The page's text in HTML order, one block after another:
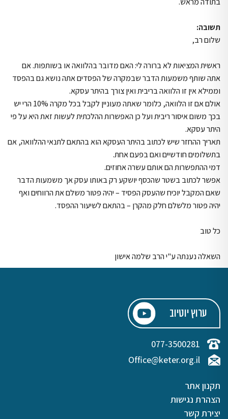
תשובה:
שלום רב,
ראשית המציאות לא ברורה לי: האם מדובר בהלוואה או בשותפות. אם
אתה שותף משמעות הדבר שבמקרה של הפסדים אתה נושא גם בהפסד
וממילא אין זו הלוואה בריבית ואין צורך בהיתר עסקא.
אולם אם זו הלוואה, כלומר שאתה מעוניין לקבל בכל מקרה 10% הרי יש
בכך משום איסור ריבית ועל כן האפשרות ההלכתית לעשות זאת היא על פי
היתר עסקא.
תאריך ההחזר שיש לכתוב בהיתר העסקא הוא בהתאם לתנאי ההלוואה, אם
בתשלומים חודשיים ואם בפעם אחת.
דמי ההתפשרות הם אותם עשרה אחוזים.
אפשר לכתוב בשטר שהכסף יושקע רק באותו עסק אך משמעות הדבר
שאם המקבל יוכיח שהעסק הפסיד – יהיה פטור משלם את הרווחים ואף
יהיה פטור מלשלם חלק מהקרן – בהתאם לשיעור ההפסד.
כל טוב
השאלה נענתה ע"י הרב שלמה אישון
ערוץ יוטיוב
077-3500281
Office@keter.org.il
תקנון אתר
הצהרת נגישות
יצירת קשר